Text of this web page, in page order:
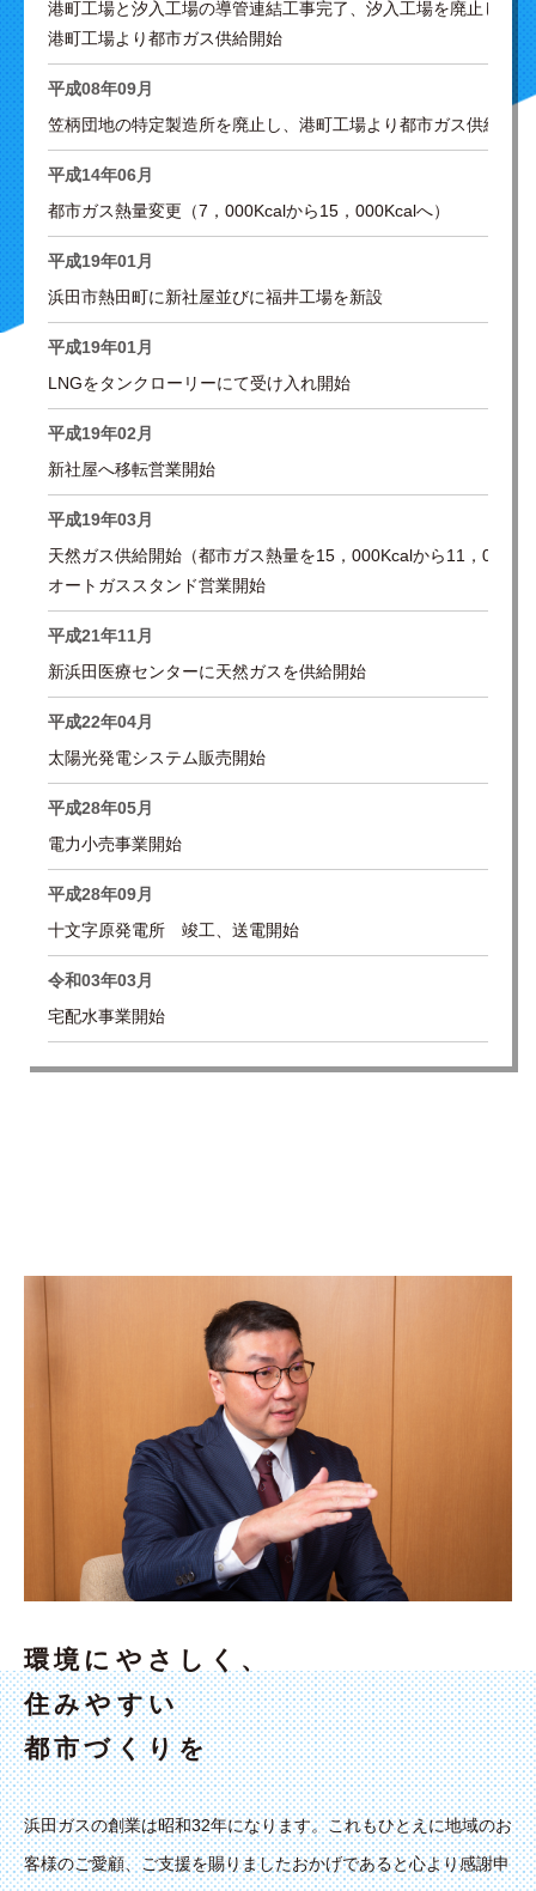
港町工場と汐入工場の導管連結工事完了、汐入工場を廃止し、
港町工場より都市ガス供給開始
平成08年09月
笠柄団地の特定製造所を廃止し、港町工場より都市ガス供給開始
平成14年06月
都市ガス熱量変更（7，000Kcalから15，000Kcalへ）
平成19年01月
浜田市熱田町に新社屋並びに福井工場を新設
平成19年01月
LNGをタンクローリーにて受け入れ開始
平成19年02月
新社屋へ移転営業開始
平成19年03月
天然ガス供給開始（都市ガス熱量を15，000Kcalから11，
オートガススタンド営業開始
平成21年11月
新浜田医療センターに天然ガスを供給開始
平成22年04月
太陽光発電システム販売開始
平成28年05月
電力小売事業開始
平成28年09月
十文字原発電所 竣工、送電開始
令和03年03月
宅配水事業開始
環境にやさしく、
住みやすい
都市づくりを
浜田ガスの創業は昭和32年になります。これもひとえに地域のお
客様のご愛顧、ご支援を賜りましたおかげであると心より感謝申